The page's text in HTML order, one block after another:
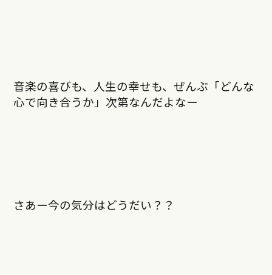
音楽の喜びも、人生の幸せも、ぜんぶ「どんな
心で向き合うか」次第なんだよなー
さあー今の気分はどうだい？？